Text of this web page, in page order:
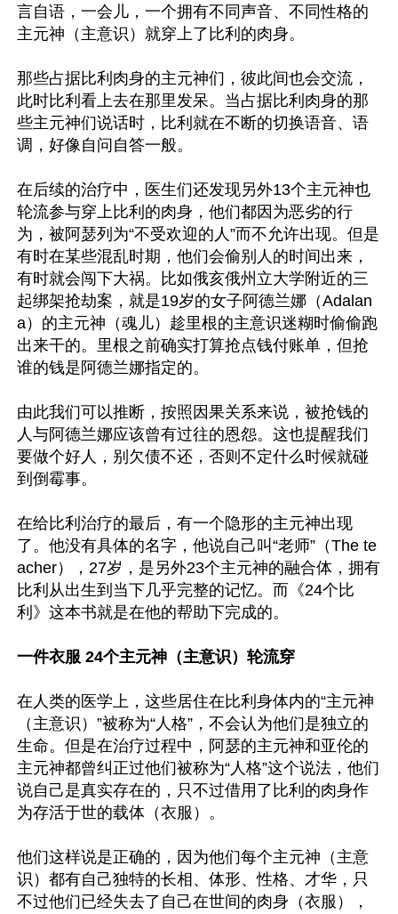
言自语，一会儿，一个拥有不同声音、不同性格的
主元神（主意识）就穿上了比利的肉身。
那些占据比利肉身的主元神们，彼此间也会交流，
此时比利看上去在那里发呆。当占据比利肉身的那
些主元神们说话时，比利就在不断的切换语音、语
调，好像自问自答一般。
在后续的治疗中，医生们还发现另外13个主元神也
轮流参与穿上比利的肉身，他们都因为恶劣的行
为，被阿瑟列为“不受欢迎的人”而不允许出现。但是
有时在某些混乱时期，他们会偷别人的时间出来，
有时就会闯下大祸。比如俄亥俄州立大学附近的三
起绑架抢劫案，就是19岁的女子阿德兰娜（Adalan
a）的主元神（魂儿）趁里根的主意识迷糊时偷偷跑
出来干的。里根之前确实打算抢点钱付账单，但抢
谁的钱是阿德兰娜指定的。
由此我们可以推断，按照因果关系来说，被抢钱的
人与阿德兰娜应该曾有过往的恩怨。这也提醒我们
要做个好人，别欠债不还，否则不定什么时候就碰
到倒霉事。
在给比利治疗的最后，有一个隐形的主元神出现
了。他没有具体的名字，他说自己叫“老师”（The te
acher），27岁，是另外23个主元神的融合体，拥有
比利从出生到当下几乎完整的记忆。而《24个比
利》这本书就是在他的帮助下完成的。
一件衣服 24个主元神（主意识）轮流穿
在人类的医学上，这些居住在比利身体内的“主元神
（主意识）”被称为“人格”，不会认为他们是独立的
生命。但是在治疗过程中，阿瑟的主元神和亚伦的
主元神都曾纠正过他们被称为“人格”这个说法，他们
说自己是真实存在的，只不过借用了比利的肉身作
为存活于世的载体（衣服）。
他们这样说是正确的，因为他们每个主元神（主意
识）都有自己独特的长相、体形、性格、才华，只
不过他们已经失去了自己在世间的肉身（衣服），